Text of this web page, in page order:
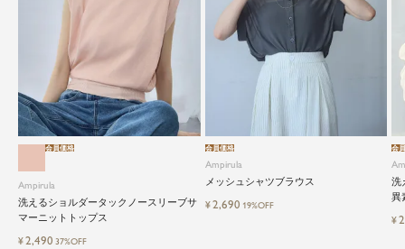
Ampirula
洗えるショルダータックノースリーブサ
マーニットトップス
会員価格
¥2,490 37%OFF
Ampirula
メッシュシャツブラウス
会員価格
¥2,690 19%OFF
洗
異
会
¥